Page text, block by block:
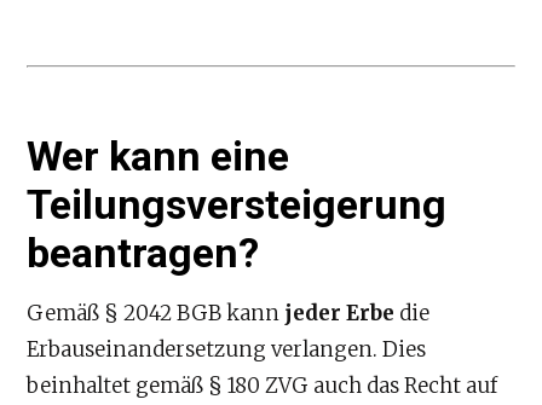
Wer kann eine
Teilungsversteigerung
beantragen?
Gemäß § 2042 BGB kann jeder Erbe die
Erbauseinandersetzung verlangen. Dies
beinhaltet gemäß § 180 ZVG auch das Recht auf